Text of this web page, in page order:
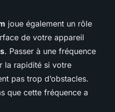
joue également un rôle
de votre appareil
. Passer à une fréquence
la rapidité si votre
pas trop d’obstacles.
que cette fréquence a